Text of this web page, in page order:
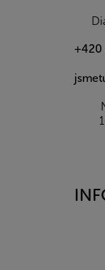
+420